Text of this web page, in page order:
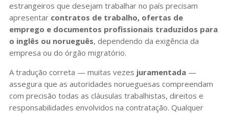
estrangeiros que desejam trabalhar no país precisam
apresentar contratos de trabalho, ofertas de
emprego e documentos profissionais traduzidos para
o inglês ou norueguês, dependendo da exigência da
empresa ou do órgão migratório.
A tradução correta — muitas vezes juramentada—
assegura que as autoridades norueguesas compreendam
com precisão todas as cláusulas trabalhistas, direitos e
responsabilidades envolvidos na contratação. Qualquer